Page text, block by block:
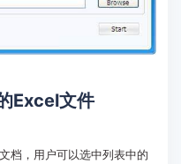
Excel文件
档，用户可以选中列表中的